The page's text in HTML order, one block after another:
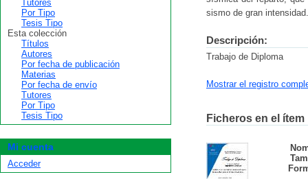
sismo de gran intensidad.
Descripción:
Trabajo de Diploma
Mostrar el registro
Ficheros en el ítem
Tutores
Por Tipo
Tesis Tipo
Esta colección
Títulos
Autores
Por fecha de publicación
Materias
Por fecha de envío
Tutores
Por Tipo
Tesis Tipo
Mi cuenta
Acceder